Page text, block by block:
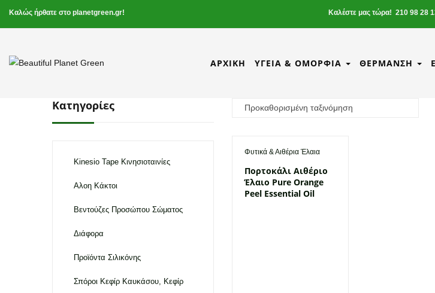
Καλώς ήρθατε στο planetgreen.gr! Καλέστε μας τώρα! 210 98 28
ΑΡΧΙΚΉ ΥΓΕΊΑ & ΟΜΟΡΦΙΆ ΘΈΡΜΑΝΣΗ
Κατηγορίες
Kinesio Tape Κινησιοταινίες
Αλοη Κάκτοι
Βεντούζες Προσώπου Σώματος
Διάφορα
Προϊόντα Σιλικόνης
Σπόροι Κεφίρ Καυκάσου, Κεφίρ
Φυτικά & Αιθέρια Έλαια
Πορτοκάλι Αιθέριο
Έλαιο Pure Orange
Peel Essential Oil